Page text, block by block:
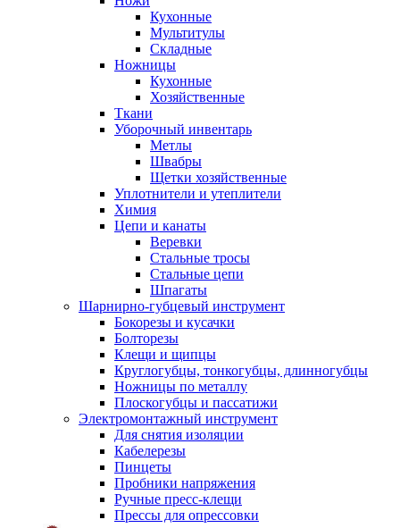
Кухонные
Мультитулы
Складные
Ножницы
Кухонные
Хозяйственные
Ткани
Уборочный инвентарь
Метлы
Швабры
Щетки хозяйственные
Уплотнители и утеплители
Химия
Цепи и канаты
Веревки
Стальные тросы
Стальные цепи
Шпагаты
Шарнирно-губцевый инструмент
Бокорезы и кусачки
Болторезы
Клещи и щипцы
Круглогубцы, тонкогубцы, длинногубцы
Ножницы по металлу
Плоскогубцы и пассатижи
Электромонтажный инструмент
Для снятия изоляции
Кабелерезы
Пинцеты
Пробники напряжения
Ручные пресс-клещи
Прессы для опрессовки